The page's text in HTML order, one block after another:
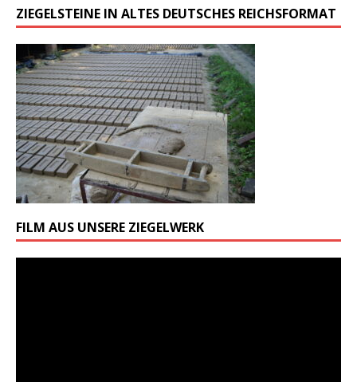
ZIEGELSTEINE IN ALTES DEUTSCHES REICHSFORMAT
FILM AUS UNSERE ZIEGELWERK